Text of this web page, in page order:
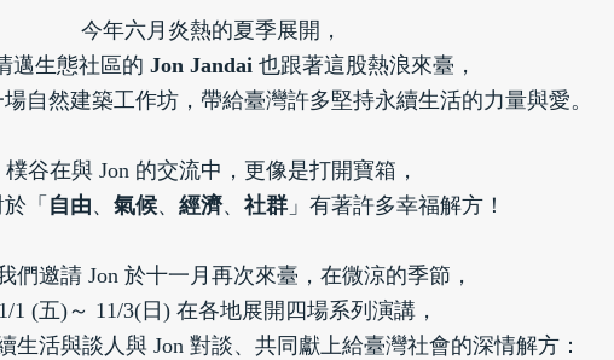
今年六月炎熱的夏季展開，
邁生態社區的 Jon Jandai 也跟著這股熱浪來臺，
自然建築工作坊，帶給臺灣許多堅持永續生活的力量與愛。
樸谷在與 Jon 的交流中，更像是打開寶箱，
「 自由、 氣候、 經濟、 社群 」有著許多幸福解方！
們邀請 Jon 於十一月再次來臺，在微涼的季節，
1 (五)～ 11/3(日) 在各地展開四場系列演講，
生活與談人與 Jon 對談、共同獻上給臺灣社會的深情解方：